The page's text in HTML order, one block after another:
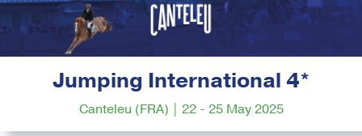
Jumping International 4*
Canteleu (FRA) | 22 - 25 May 2025